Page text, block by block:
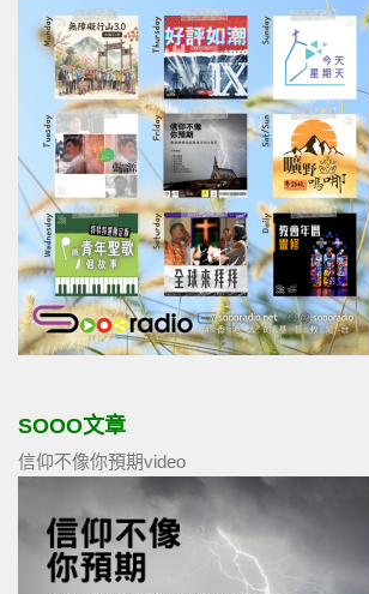
SOOO文章
信仰不像你預期video